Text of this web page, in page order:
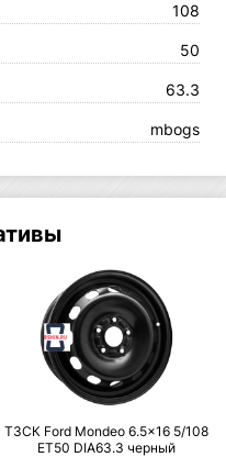
108
50
63.3
mbogs
ТЗСК Ford Mondeo 6.5×16 5/108
ET50 DIA63.3 черный